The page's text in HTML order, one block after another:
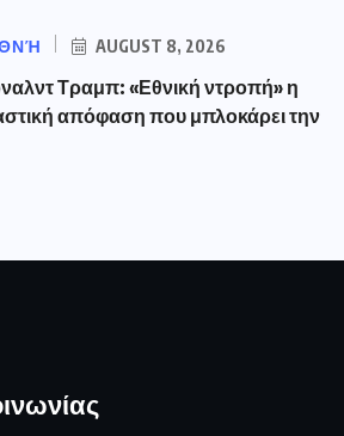
AUGUST 8, 2026
Τραμπ: «Εθνική ντροπή» η
απόφαση που μπλοκάρει την